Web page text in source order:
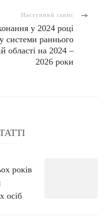
Наступний запис
у 2024 році
системи раннього
області на 2024 –
2026 роки
років
осіб